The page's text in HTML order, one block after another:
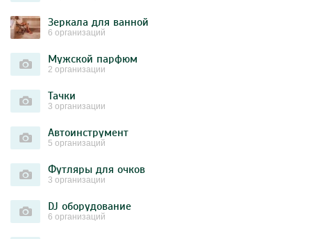
Зеркала для ванной
6 организаций
Мужской парфюм
2 организации
Тачки
3 организации
Автоинструмент
5 организаций
Футляры для очков
3 организации
DJ оборудование
6 организаций